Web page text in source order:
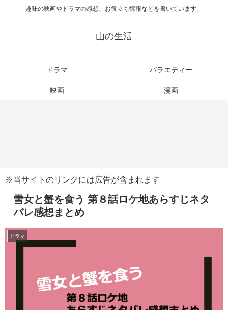
趣味の映画やドラマの感想、お役立ち情報などを書いています。
山の生活
ドラマ バラエティー
映画 漫画
※当サイトのリンクには広告が含まれます
雪女と蟹を食う 第８話ロケ地あらすじネタ
バレ感想まとめ
ドラマ